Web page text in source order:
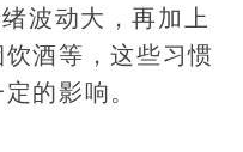
波动大，再加上
酒等，这些习惯
的影响。